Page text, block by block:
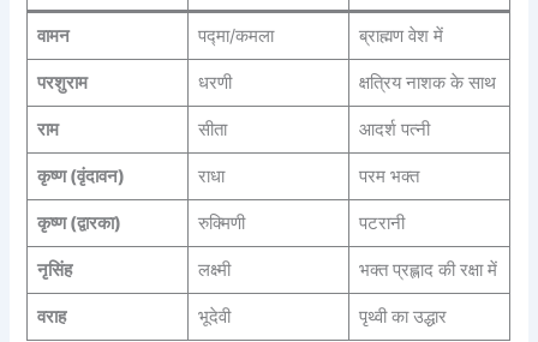
वामन पद्मा/कमला ब्राह्मण वेश में
परशुराम धरणी क्षत्रिय नाशक के साथ
राम सीता आदर्श पत्नी
कृष्ण (वृंदावन) राधा परम भक्त
कृष्ण (द्वारका) रुक्मिणी पटरानी
नृसिंह लक्ष्मी भक्त प्रह्लाद की रक्षा में
वराह भूदेवी पृथ्वी का उद्धार